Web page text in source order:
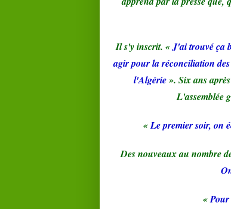
Il s'y inscrit. «J'ai trouvé ça
agir pour la réconciliation
l'Algérie». Six ans
L'assemblée
«Le premier soir, on
Des nouveaux au nombre
«